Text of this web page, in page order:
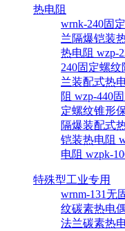
热电阻
wrnk-240固
兰隔爆铠装
热电阻 wzp-
240固定螺
兰装配式热
阻 wzp-440
定螺纹锥形
隔爆装配式
铠装热电阻
电阻 wzpk-
特殊型工业专用
wrnm-131无
纹碳素热电
法兰碳素热